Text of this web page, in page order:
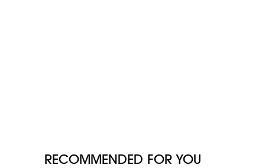
RECOMMENDED FOR YOU